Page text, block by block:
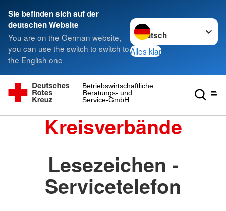
Sie befinden sich auf der
deutschen Website
You are on the German website,
you can use the switch to switch to
the English one
Sprache wechseln zu
Alles klar
Service-GmbH
Beratungs- und
Betriebswirtschaftliche
Kreisverbände
Lesezeichen -
Servicetelefon